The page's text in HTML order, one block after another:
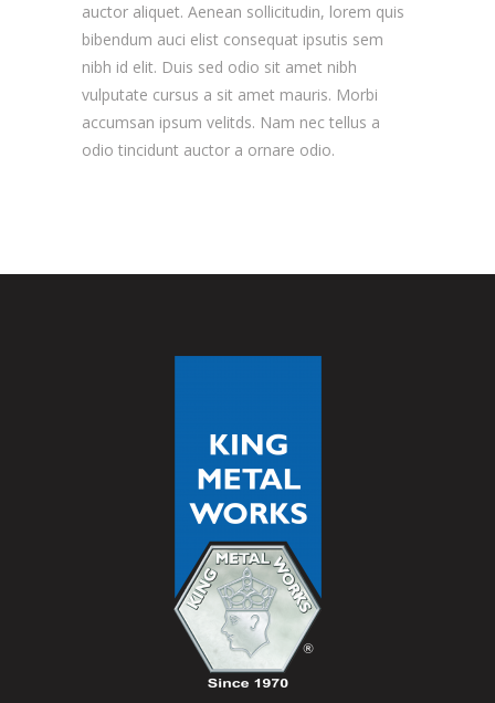
auctor aliquet. Aenean sollicitudin, lorem quis
bibendum auci elist consequat ipsutis sem
nibh id elit. Duis sed odio sit amet nibh
vulputate cursus a sit amet mauris. Morbi
accumsan ipsum velitds. Nam nec tellus a
odio tincidunt auctor a ornare odio.